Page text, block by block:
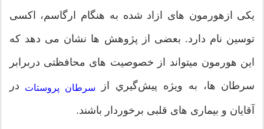
یکی ازهورمون های ازاد شده به هنگام ارگاسم، اکسی
توسین نام دارد. بعضی از پژوهش ها نشان می دهد که
این هورمون میتواند از خصوصیت های محافظتی دربرابر
سرطان‏ ها، به ویژه پيش‌گيري از
سرطان پروستات در
آقایان و بیماری های قلبی برخوردار باشند.